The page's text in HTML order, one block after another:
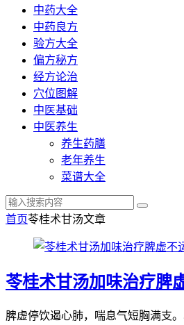
中药大全
中药良方
验方大全
偏方秘方
经方论治
穴位图解
中医基础
中医养生
养生药膳
老年养生
菜谱大全
首页苓桂术甘汤文章
苓桂术甘汤加味治疗脾
脾虚停饮遏心肺，喘息气短胸满支